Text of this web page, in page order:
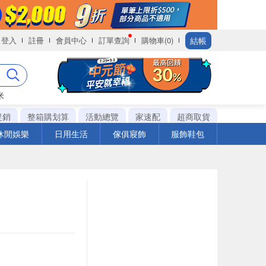
登入 註冊 會員中心 訂單查詢 購物車(0) 結帳
銷
整箱購划算 活動總覽 家速配
超商取貨
閒娛樂
日用生活 傢俱寢飾 服飾鞋包